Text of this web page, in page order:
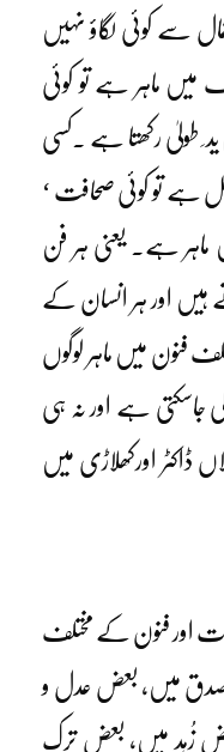
سے کوئی لگاؤ نہیں
میں ماہر ہے تو کوئی
ید ِ طولیٰ رکھتا ہے ۔کسی
ہے تو کوئی صحافت ‘
ہے۔ یعنی ہر فن
اور ہر انسان کے
فنون میں ماہر لوگوں
جاسکتی ہے اور نہ ہی
ڈاکٹر اورکھلاڑی میں
اور فنون کے مختلف
صدق میں، بعض عدل و
زُہد میں، بعض ترک